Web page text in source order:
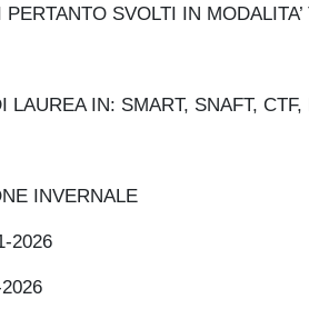
SVOLTI IN
LAUREA IN: SMART, SNAFT,
INVERNALE
2026